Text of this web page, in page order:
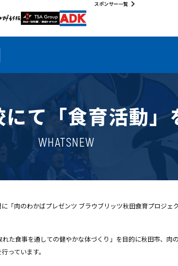
スポンサー一覧
て「食育活動」
WHATSNEW
「肉のわかばプレゼンツ ブラウブリッツ秋田食育プロジェ
た食事を通しての健やかな体づくり」を目的に秋田市、肉
っています。